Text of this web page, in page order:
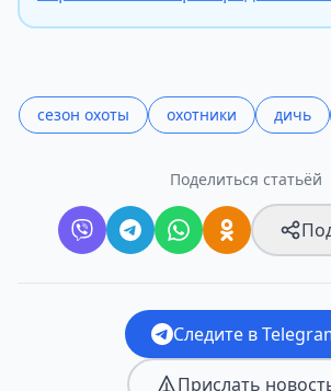
сезон охоты охотники дичь
Поделиться статьёй
Следите в
Прислать